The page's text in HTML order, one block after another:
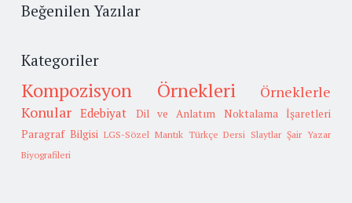
Beğenilen Yazılar
Kategoriler
Kompozisyon Örnekleri
Örneklerle
Konular Edebiyat Dil ve Anlatım
Noktalama İşaretleri
Paragraf Bilgisi LGS-Sözel Mantık Türkçe Dersi Slaytlar Şair Yazar
Biyografileri